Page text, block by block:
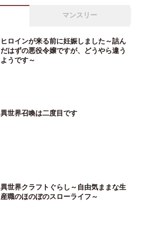
マンスリー
ヒロインが来る前に妊娠しました～詰ん
だはずの悪役令嬢ですが、どうやら違う
ようです～
異世界召喚は二度目です
異世界クラフトぐらし～自由気ままな生
産職のほのぼのスローライフ～